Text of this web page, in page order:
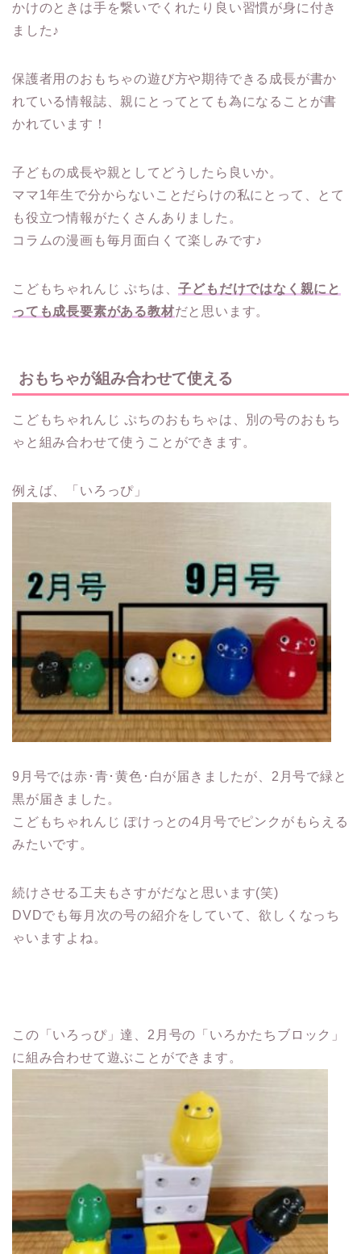
かけのときは手を繋いでくれたり良い習慣が身に付き
ました♪
保護者用のおもちゃの遊び方や期待できる成長が書か
れている情報誌、親にとってとても為になることが書
かれています！
子どもの成長や親としてどうしたら良いか。
ママ1年生で分からないことだらけの私にとって、とて
も役立つ情報がたくさんありました。
コラムの漫画も毎月面白くて楽しみです♪
こどもちゃれんじ ぷちは、子どもだけではなく親にと
っても成長要素がある教材だと思います。
おもちゃが組み合わせて使える
こどもちゃれんじ ぷちのおもちゃは、別の号のおもち
ゃと組み合わせて使うことができます。
例えば、「いろっぴ」
9月号では赤･青･黄色･白が届きましたが、2月号で緑と
黒が届きました。
こどもちゃれんじ ぽけっとの4月号でピンクがもらえる
みたいです。
続けさせる工夫もさすがだなと思います(笑)
DVDでも毎月次の号の紹介をしていて、欲しくなっち
ゃいますよね。
この「いろっぴ」達、2月号の「いろかたちブロック」
に組み合わせて遊ぶことができます。